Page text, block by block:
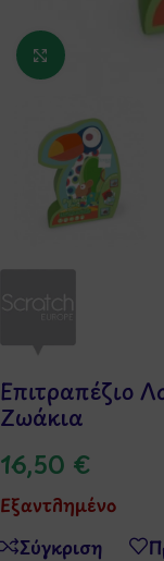
Κάντε κλικ
Επιτραπέζιο
Ζωάκια
16,50 €
Εξαντλημένο
Σύγκριση